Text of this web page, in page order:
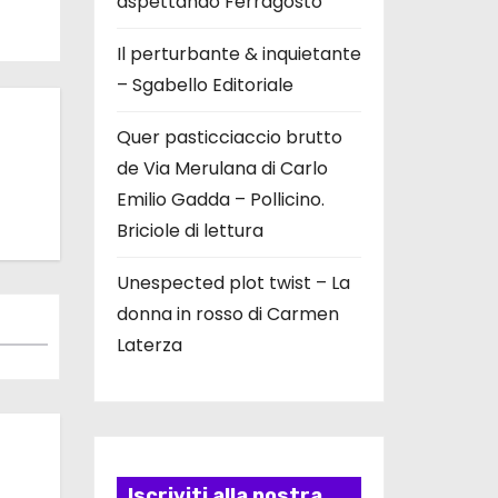
Il perturbante & inquietante
– Sgabello Editoriale
Quer pasticciaccio brutto
de Via Merulana di Carlo
Emilio Gadda – Pollicino.
Briciole di lettura
Unespected plot twist – La
donna in rosso di Carmen
Laterza